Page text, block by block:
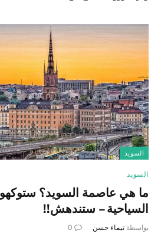
السويد
السويد
ما هي عاصمة السويد؟
السياحية – ستندهش!!
بواسطة تيماء حسن 0